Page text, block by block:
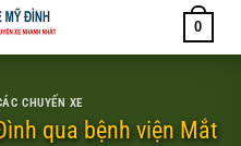
0
CHUYẾN XE
qua bệnh viện Mắt